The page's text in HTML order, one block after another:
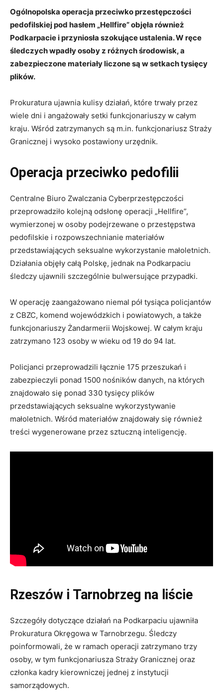
Ogólnopolska operacja przeciwko przestępczości
pedofilskiej pod hasłem „Hellfire” objęła również
Podkarpacie i przyniosła szokujące ustalenia. W ręce
śledczych wpadły osoby z różnych środowisk, a
zabezpieczone materiały liczone są w setkach tysięcy
plików.
Prokuratura ujawnia kulisy działań, które trwały przez
wiele dni i angażowały setki funkcjonariuszy w całym
kraju. Wśród zatrzymanych są m.in. funkcjonariusz Straży
Granicznej i wysoko postawiony urzędnik.
Operacja przeciwko pedofilii
Centralne Biuro Zwalczania Cyberprzestępczości
przeprowadziło kolejną odsłonę operacji „Hellfire”,
wymierzonej w osoby podejrzewane o przestępstwa
pedofilskie i rozpowszechnianie materiałów
przedstawiających seksualne wykorzystanie małoletnich.
Działania objęły całą Polskę, jednak na Podkarpaciu
śledczy ujawnili szczególnie bulwersujące przypadki.
W operację zaangażowano niemal pół tysiąca policjantów
z CBZC, komend wojewódzkich i powiatowych, a także
funkcjonariuszy Żandarmerii Wojskowej. W całym kraju
zatrzymano 123 osoby w wieku od 19 do 94 lat.
Policjanci przeprowadzili łącznie 175 przeszukań i
zabezpieczyli ponad 1500 nośników danych, na których
znajdowało się ponad 330 tysięcy plików
przedstawiających seksualne wykorzystywanie
małoletnich. Wśród materiałów znajdowały się również
treści wygenerowane przez sztuczną inteligencję.
Rzeszów i Tarnobrzeg na liście
Szczegóły dotyczące działań na Podkarpaciu ujawniła
Prokuratura Okręgowa w Tarnobrzegu. Śledczy
poinformowali, że w ramach operacji zatrzymano trzy
osoby, w tym funkcjonariusza Straży Granicznej oraz
członka kadry kierowniczej jednej z instytucji
samorządowych.